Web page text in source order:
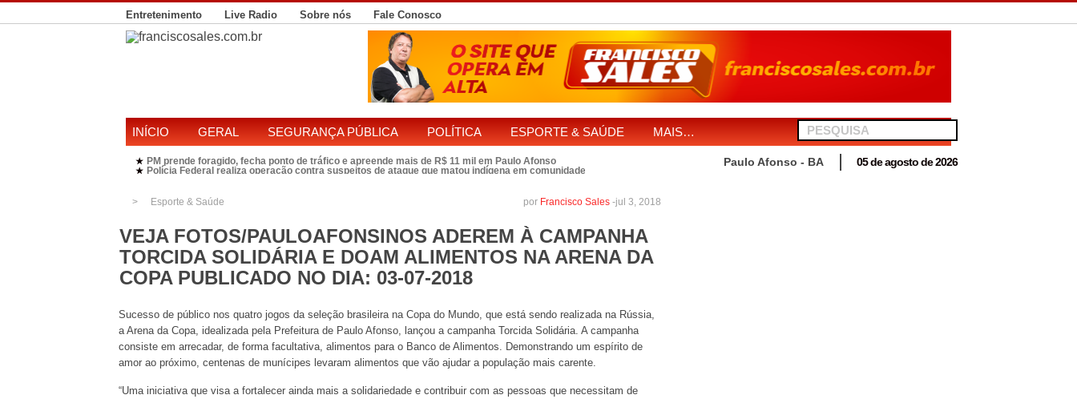
Entretenimento Live Radio Sobre nós Fale Conosco
INÍCIO GERAL SEGURANÇA PÚBLICA POLÍTICA ESPORTE & SAÚDE MAIS…
★ PM prende foragido, fecha ponto de tráfico e apreende mais de R$ 11 mil em Paulo Afonso
★ Polícia Federal realiza operação contra suspeitos de ataque que matou indígena em comunidade Pataxó na Bahia
Paulo Afonso - BA 05 de agosto de 2026
Esporte & Saúde jul 3, 2018
por Francisco Sales -
VEJA FOTOS/PAULOAFONSINOS ADEREM À CAMPANHA
TORCIDA SOLIDÁRIA E DOAM ALIMENTOS NA ARENA DA
COPA PUBLICADO NO DIA: 03-07-2018
Sucesso de público nos quatro jogos da seleção brasileira na Copa do Mundo, que está sendo realizada na Rússia,
a Arena da Copa, idealizada pela Prefeitura de Paulo Afonso, lançou a campanha Torcida Solidária. A campanha
consiste em arrecadar, de forma facultativa, alimentos para o Banco de Alimentos. Demonstrando um espírito de
amor ao próximo, centenas de munícipes levaram alimentos que vão ajudar a população mais carente.
“Uma iniciativa que visa a fortalecer ainda mais a solidariedade e contribuir com as pessoas que necessitam de